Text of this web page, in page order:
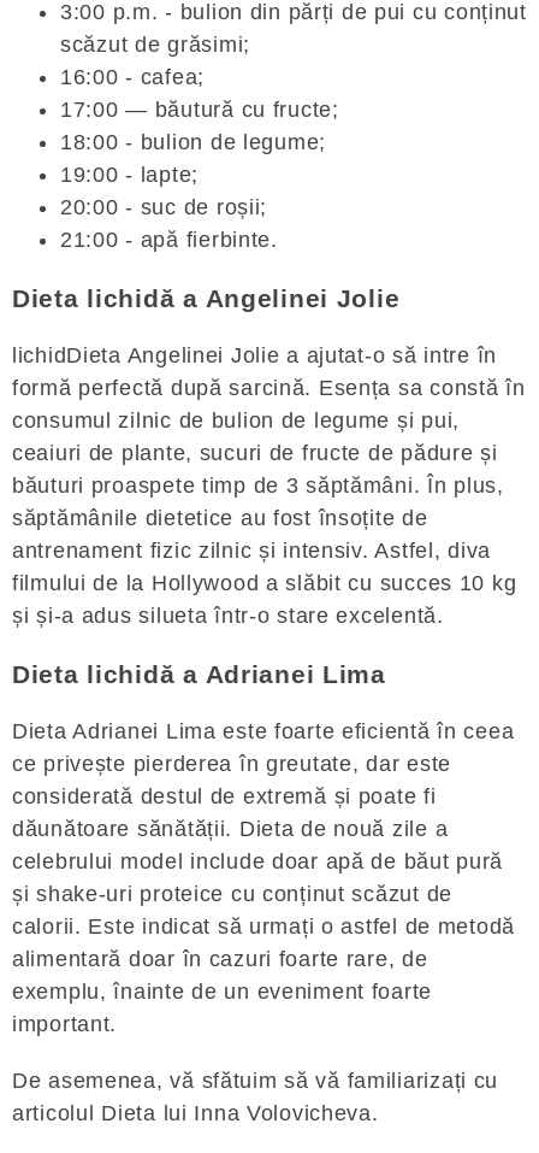
3:00 p.m. - bulion din părți de pui cu conținut
scăzut de grăsimi;
16:00 - cafea;
17:00 — băutură cu fructe;
18:00 - bulion de legume;
19:00 - lapte;
20:00 - suc de roșii;
21:00 - apă fierbinte.
Dieta lichidă a Angelinei Jolie
lichidDieta Angelinei Jolie a ajutat-o ​​să intre în
formă perfectă după sarcină. Esența sa constă în
consumul zilnic de bulion de legume și pui,
ceaiuri de plante, sucuri de fructe de pădure și
băuturi proaspete timp de 3 săptămâni. În plus,
săptămânile dietetice au fost însoțite de
antrenament fizic zilnic și intensiv. Astfel, diva
filmului de la Hollywood a slăbit cu succes 10 kg
și și-a adus silueta într-o stare excelentă.
Dieta lichidă a Adrianei Lima
Dieta Adrianei Lima este foarte eficientă în ceea
ce privește pierderea în greutate, dar este
considerată destul de extremă și poate fi
dăunătoare sănătății. Dieta de nouă zile a
celebrului model include doar apă de băut pură
și shake-uri proteice cu conținut scăzut de
calorii. Este indicat să urmați o astfel de metodă
alimentară doar în cazuri foarte rare, de
exemplu, înainte de un eveniment foarte
important.
De asemenea, vă sfătuim să vă familiarizați cu
articolul Dieta lui Inna Volovicheva.